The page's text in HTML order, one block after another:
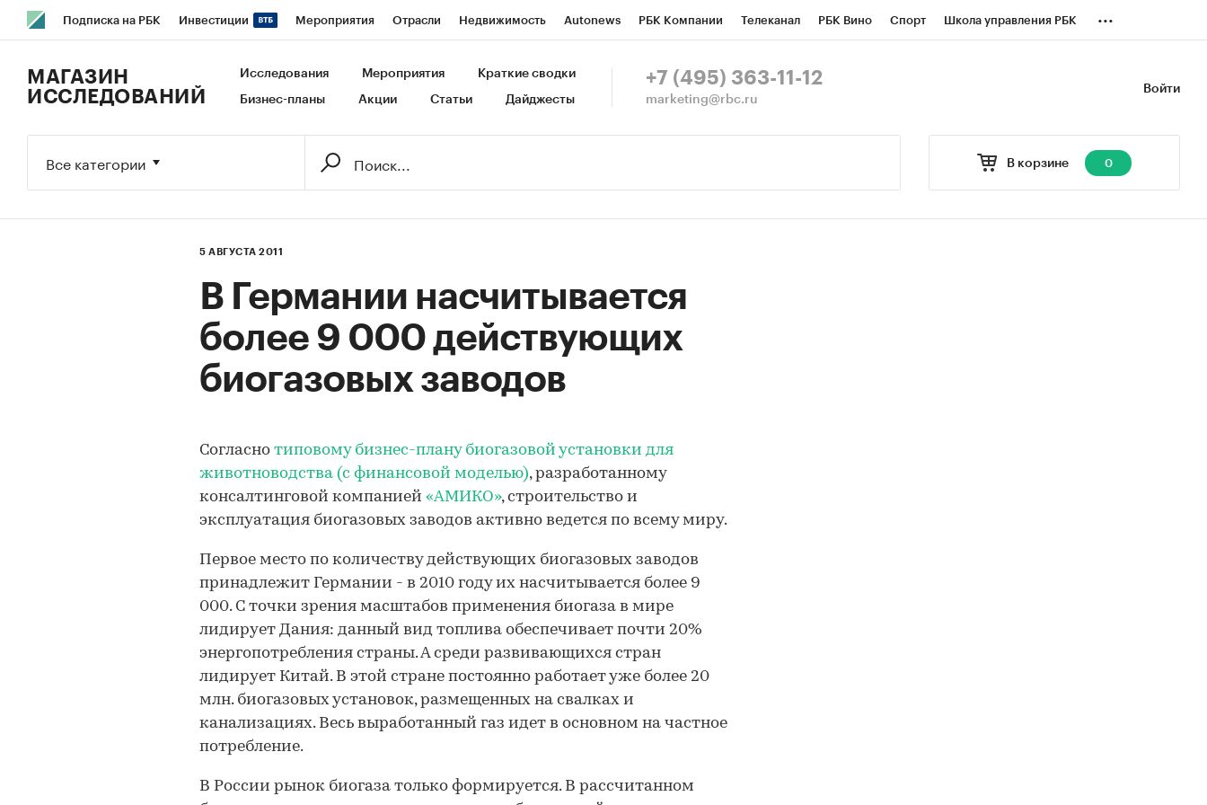
Подписка на РБК Инвестиции Мероприятия Отрасли Недвижимость Autonews РБК Компании Телеканал РБК Вино Спорт Школа управления РБК
Исследования Кредитные рейтинги Франшизы Газета Спецпроекты СПб Конференции СПб Спецпроекты
...
Войти
МАГАЗИН
ИССЛЕДОВАНИЙ
Исследования Мероприятия Краткие сводки
Бизнес-планы Акции Статьи Дайджесты
+7 (495) 363-11-12
marketing@rbc.ru
В корзине 0
Все категории
5 АВГУСТА 2011
В Германии насчитывается
более 9 000 действующих
биогазовых заводов
Согласно типовому бизнес-плану биогазовой установки для
животноводства (с финансовой моделью), разработанному
консалтинговой компанией «АМИКО», строительство и
эксплуатация биогазовых заводов активно ведется по всему миру.
Первое место по количеству действующих биогазовых заводов
принадлежит Германии - в 2010 году их насчитывается более 9
000. С точки зрения масштабов применения биогаза в мире
лидирует Дания: данный вид топлива обеспечивает почти 20%
энергопотребления страны. А среди развивающихся стран
лидирует Китай. В этой стране постоянно работает уже более 20
млн. биогазовых установок, размещенных на свалках и
канализациях. Весь выработанный газ идет в основном на частное
потребление.
В России рынок биогаза только формируется. В рассчитанном